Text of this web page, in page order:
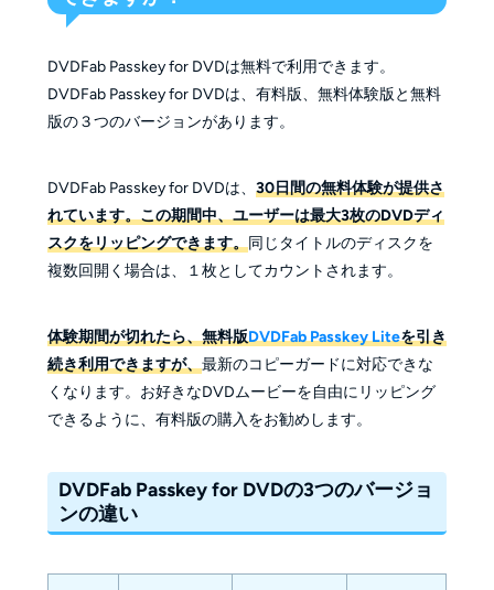
DVDFab Passkey for DVDは無料で利用できます。
DVDFab Passkey for DVDは、有料版、無料体験版と無料
版の３つのバージョンがあります。
DVDFab Passkey for DVDは、 30日間の無料体験が提供さ
れています。この期間中、ユーザーは最大3枚のDVDディ
スクをリッピングできます。同じタイトルのディスクを
複数回開く場合は、１枚としてカウントされます。
体験期間が切れたら、無料版DVDFab Passkey Liteを引き
続き利用できますが、最新のコピーガードに対応できな
くなります。お好きなDVDムービーを自由にリッピング
できるように、有料版の購入をお勧めします。
DVDFab Passkey for DVDの3つのバージョ
ンの違い